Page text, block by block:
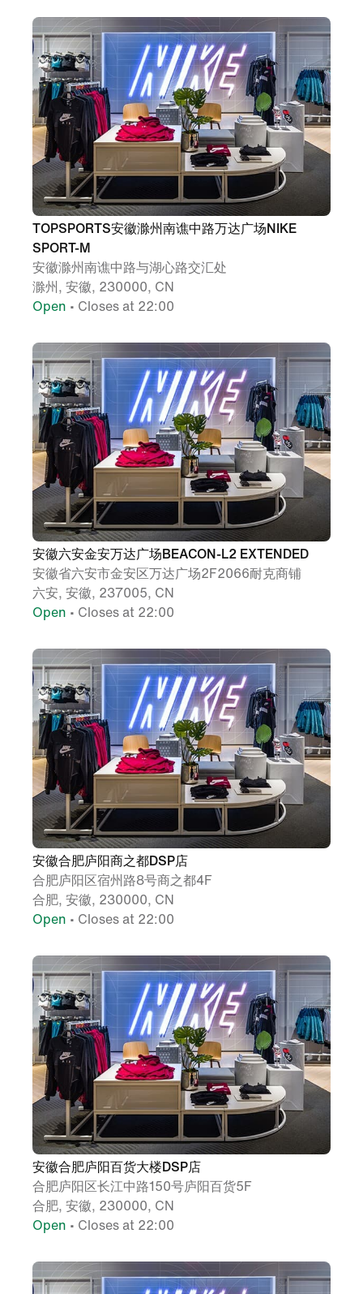
TOPSPORTS安徽滁州南谯中路万达广场NIKE
SPORT-M
安徽滁州南谯中路与湖心路交汇处
滁州, 安徽, 230000, CN
Open • Closes at 22:00
安徽六安金安万达广场BEACON-L2 EXTENDED
安徽省六安市金安区万达广场2F2066耐克商铺
六安, 安徽, 237005, CN
Open • Closes at 22:00
安徽合肥庐阳商之都DSP店
合肥庐阳区宿州路8号商之都4F
合肥, 安徽, 230000, CN
Open • Closes at 22:00
安徽合肥庐阳百货大楼DSP店
合肥庐阳区长江中路150号庐阳百货5F
合肥, 安徽, 230000, CN
Open • Closes at 22:00